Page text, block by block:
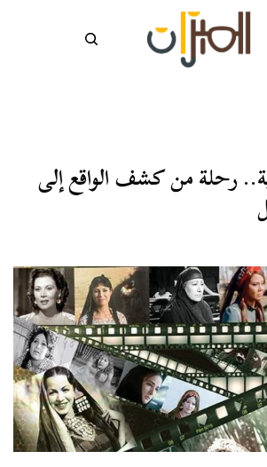
رحلة من كشف الواقع إلى